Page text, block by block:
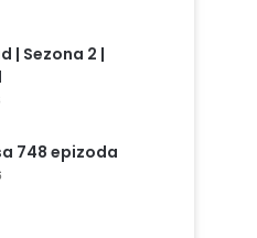
| Sezona 2 |
748 epizoda